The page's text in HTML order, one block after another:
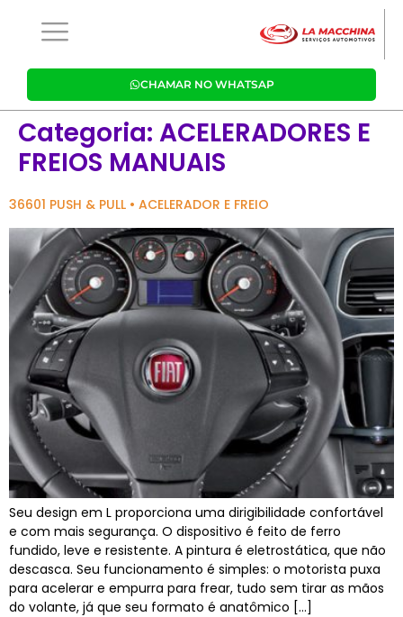
CHAMAR NO WHATSAP
Categoria: ACELERADORES E
FREIOS MANUAIS
36601 PUSH & PULL • ACELERADOR E FREIO
Seu design em L proporciona uma dirigibilidade confortável
e com mais segurança. O dispositivo é feito de ferro
fundido, leve e resistente. A pintura é eletrostática, que não
descasca. Seu funcionamento é simples: o motorista puxa
para acelerar e empurra para frear, tudo sem tirar as mãos
do volante, já que seu formato é anatômico […]